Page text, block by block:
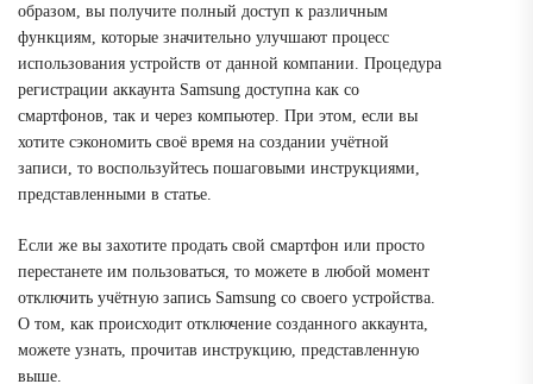
образом, вы получите полный доступ к различным
функциям, которые значительно улучшают процесс
использования устройств от данной компании. Процедура
регистрации аккаунта Samsung доступна как со
смартфонов, так и через компьютер. При этом, если вы
хотите сэкономить своё время на создании учётной
записи, то воспользуйтесь пошаговыми инструкциями,
представленными в статье.
Если же вы захотите продать свой смартфон или просто
перестанете им пользоваться, то можете в любой момент
отключить учётную запись Samsung со своего устройства.
О том, как происходит отключение созданного аккаунта,
можете узнать, прочитав инструкцию, представленную
выше.